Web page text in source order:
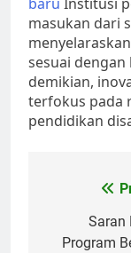
masukan dari
sesuai
demikian,
terfokus pada
pendidikan
Saran
Program